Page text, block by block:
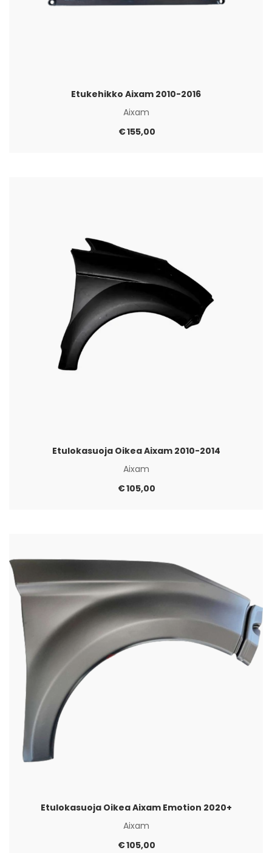
Etukehikko Aixam 2010-2016
Aixam
€155,00
Etulokasuoja Oikea Aixam 2010-2014
Aixam
€105,00
Etulokasuoja Oikea Aixam Emotion 2020+
Aixam
€105,00